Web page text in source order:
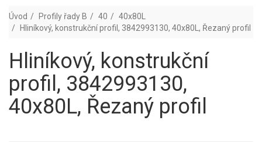
Úvod Profily řady B 40
40x80L
Hliníkový, konstrukční profil, 3842993130, 40x80L, Řezaný profil
Hliníkový, konstrukční
profil, 3842993130,
40x80L, Řezaný profil